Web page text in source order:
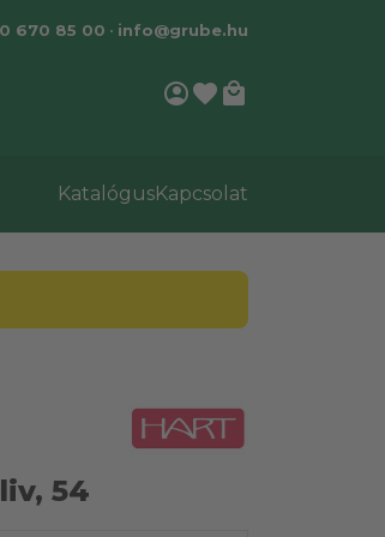
670 85 00 • info@grube.hu
account_circlefavorite local_mall
KatalógusKapcsolat
54